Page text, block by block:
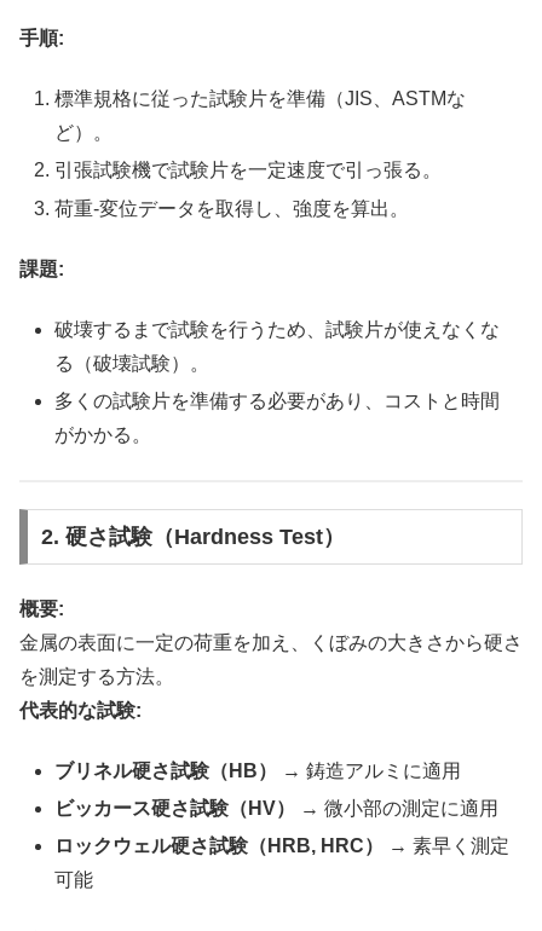
手順:
標準規格に従った試験片を準備（JIS、ASTMな
ど）。
引張試験機で試験片を一定速度で引っ張る。
荷重-変位データを取得し、強度を算出。
課題:
破壊するまで試験を行うため、試験片が使えなくな
る（破壊試験）。
多くの試験片を準備する必要があり、コストと時間
がかかる。
2. 硬さ試験（Hardness Test）
概要:
金属の表面に一定の荷重を加え、くぼみの大きさから硬さ
を測定する方法。
代表的な試験:
ブリネル硬さ試験（HB）
→ 鋳造アルミに適用
ビッカース硬さ試験（HV）
→ 微小部の測定に適用
ロックウェル硬さ試験（HRB, HRC）
→ 素早く測定
可能